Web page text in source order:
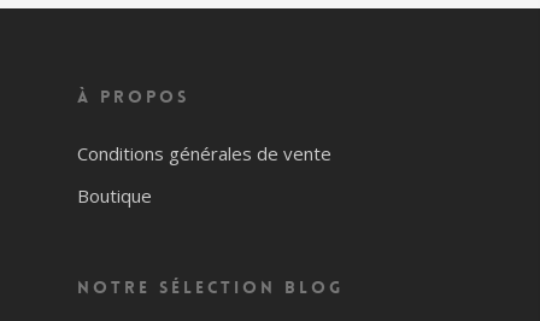
À propos
Conditions générales de vente
Boutique
Notre sélection blog